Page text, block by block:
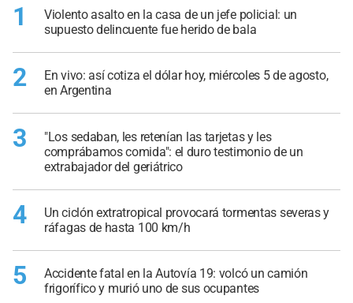
1
Violento asalto en la casa de un jefe policial: un
supuesto delincuente fue herido de bala
2
En vivo: así cotiza el dólar hoy, miércoles 5 de agosto,
en Argentina
3
"Los sedaban, les retenían las tarjetas y les
comprábamos comida": el duro testimonio de un
extrabajador del geriátrico
4
Un ciclón extratropical provocará tormentas severas y
ráfagas de hasta 100 km/h
5
Accidente fatal en la Autovía 19: volcó un camión
frigorífico y murió uno de sus ocupantes